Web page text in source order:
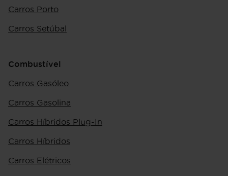
Carros Porto
Carros Setúbal
Combustível
Carros Gasóleo
Carros Gasolina
Carros Híbridos Plug-In
Carros Híbridos
Carros Elétricos